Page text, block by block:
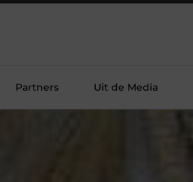
Partners Uit de Media